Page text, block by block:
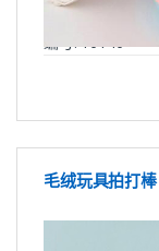
编号: Y6146
毛绒玩具拍打棒